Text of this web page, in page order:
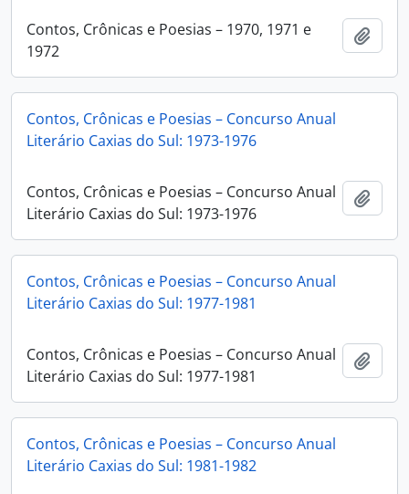
Contos, Crônicas e Poesias – 1970, 1971 e
1972
Contos, Crônicas e Poesias – Concurso Anual
Literário Caxias do Sul: 1973-1976
Contos, Crônicas e Poesias – Concurso Anual
Literário Caxias do Sul: 1973-1976
Contos, Crônicas e Poesias – Concurso Anual
Literário Caxias do Sul: 1977-1981
Contos, Crônicas e Poesias – Concurso Anual
Literário Caxias do Sul: 1977-1981
Contos, Crônicas e Poesias – Concurso Anual
Literário Caxias do Sul: 1981-1982